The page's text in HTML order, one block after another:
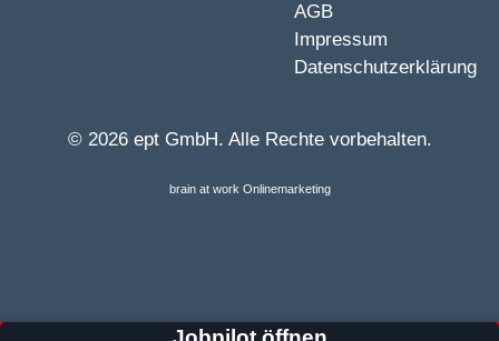
AGB
Impressum
Datenschutzerklärung
© 2026 ept GmbH. Alle Rechte vorbehalten.
brain at work Onlinemarketing